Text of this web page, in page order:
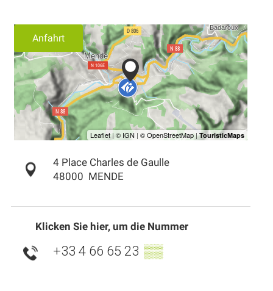
Anfahrt
4 Place Charles de Gaulle
48000 MENDE
Klicken Sie hier, um die Nummer
+33 4 66 65 23 ▒▒